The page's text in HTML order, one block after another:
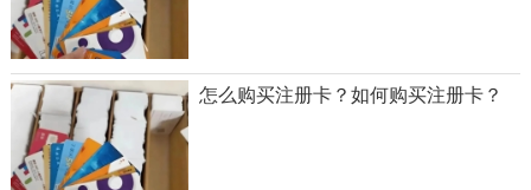
怎么购买注册卡？如何购买注册卡？